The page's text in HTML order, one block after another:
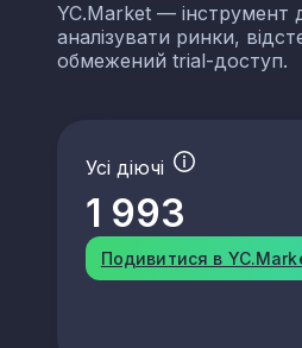
YC.Market — інструмент
аналізувати ринки,
обмежений trial-доступ.
Усі діючі
1 993
Подивитися в